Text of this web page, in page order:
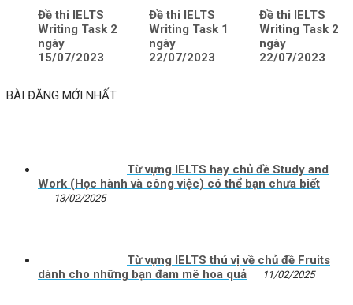
Đề thi IELTS
Writing Task 2
ngày
15/07/2023
Đề thi IELTS
Writing Task 1
ngày
22/07/2023
Đề thi IELTS
Writing Task 2
ngày
22/07/2023
BÀI ĐĂNG MỚI NHẤT
Từ vựng IELTS hay chủ đề Study and
Work (Học hành và công việc) có thể bạn chưa biết
13/02/2025
Từ vựng IELTS thú vị về chủ đề Fruits
dành cho những bạn đam mê hoa quả
11/02/2025